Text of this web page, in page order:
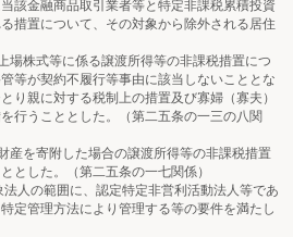
該金融商品取引業者等と特定非課税累積投資
措置について、その対象から除外される居住
株式等に係る譲渡所得等の非課税措置につ
等が契約不履行等事由に該当しないこととな
り親に対する税制上の措置及び寡婦（寡夫）
行うこととした。（第二五条の一三の八関
を寄附した場合の譲渡所得等の非課税措置
とした。（第二五条の一七関係）
の範囲に、認定特定非営利活動法人等であ
定管理方法により管理する等の要件を満たし